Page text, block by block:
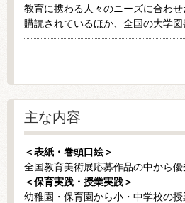
教育に携わる人々のニーズに合わ
購読されているほか、全国の大学
主な内容
＜表紙・巻頭口絵＞
全国教育美術展応募作品の中から
＜保育実践・授業実践＞
幼稚園・保育園から小・中学校の